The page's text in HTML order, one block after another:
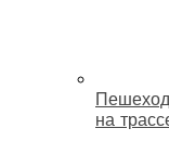
Пешеход
на